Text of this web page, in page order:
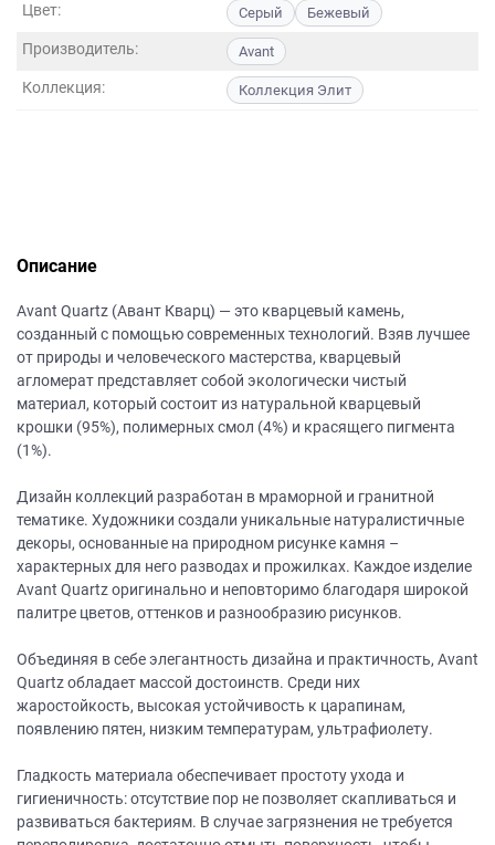
Цвет: Серый Бежевый
Производитель: Avant
Коллекция: Коллекция Элит
Описание
Avant Quartz (Авант Кварц) — это кварцевый камень,
созданный с помощью современных технологий. Взяв лучшее
от природы и человеческого мастерства, кварцевый
агломерат представляет собой экологически чистый
материал, который состоит из натуральной кварцевый
крошки (95%), полимерных смол (4%) и красящего пигмента
(1%).
Дизайн коллекций разработан в мраморной и гранитной
тематике. Художники создали уникальные натуралистичные
декоры, основанные на природном рисунке камня –
характерных для него разводах и прожилках. Каждое изделие
Avant Quartz оригинально и неповторимо благодаря широкой
палитре цветов, оттенков и разнообразию рисунков.
Объединяя в себе элегантность дизайна и практичность, Avant
Quartz обладает массой достоинств. Среди них
жаростойкость, высокая устойчивость к царапинам,
появлению пятен, низким температурам, ультрафиолету.
Гладкость материала обеспечивает простоту ухода и
гигиеничность: отсутствие пор не позволяет скапливаться и
развиваться бактериям. В случае загрязнения не требуется